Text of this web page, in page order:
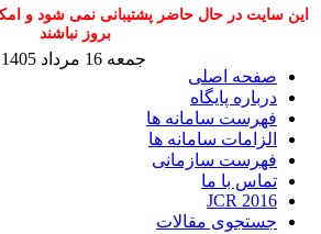
این سایت در حال حاضر پشتیبانی نمی شود و
بروز نباشند
صفحه اصلی
درباره پایگاه
فهرست سامانه ها
الزامات سامانه ها
فهرست سازمانی
تماس با ما
JCR 2016
جستجوی مقالات
جمعه 16 مرداد 1405